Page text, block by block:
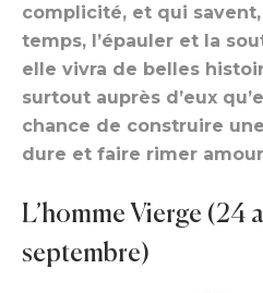
complicité, et qui
temps, l’épauler et la
elle vivra de belles
surtout auprès d’eux
chance de construire
dure et faire rimer
L’homme Vierge (24
septembre)